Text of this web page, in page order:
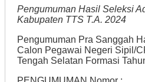
Pengumuman Hasil Seleksi
Kabupaten TTS T.A. 2024
Pengumuman Pra Sanggah
Calon Pegawai Negeri Sipil/
Tengah Selatan Formasi